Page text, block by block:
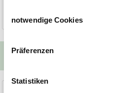
haben.
notwendige Cookies
Präferenzen
Statistiken
Passende Ersatzteile